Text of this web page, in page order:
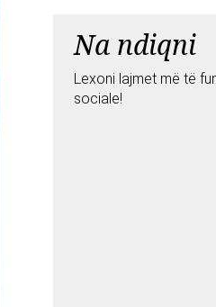
Na ndiqni
Lexoni lajmet më të
sociale!